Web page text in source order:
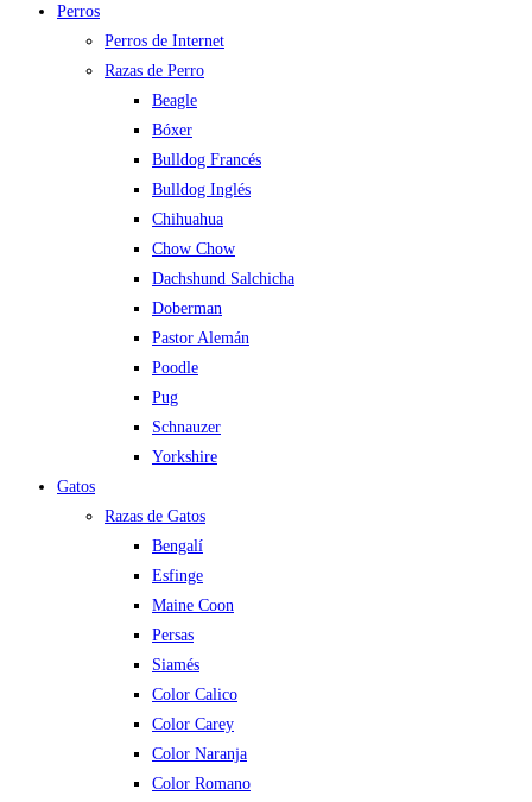
Perros
Perros de Internet
Razas de Perro
Beagle
Bóxer
Bulldog Francés
Bulldog Inglés
Chihuahua
Chow Chow
Dachshund Salchicha
Doberman
Pastor Alemán
Poodle
Pug
Schnauzer
Yorkshire
Gatos
Razas de Gatos
Bengalí
Esfinge
Maine Coon
Persas
Siamés
Color Calico
Color Carey
Color Naranja
Color Romano